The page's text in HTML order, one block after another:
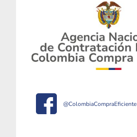
@ColombiaCompraEficiente